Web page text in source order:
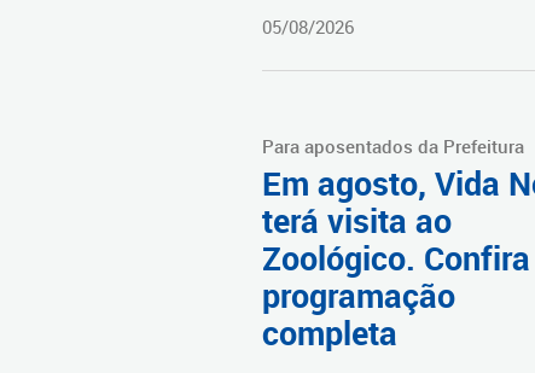
05/08/2026
Para aposentados da Prefeitura
Em agosto, Vida
terá visita ao
Zoológico.
programação
completa